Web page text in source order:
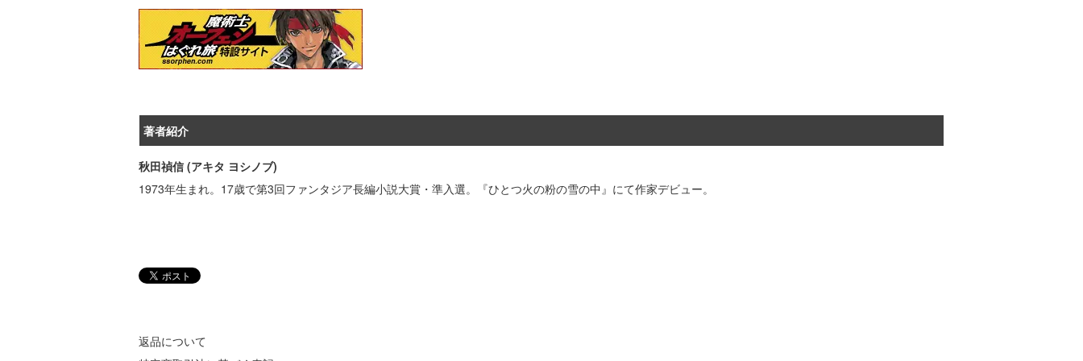
著者紹介
秋田禎信 (アキタ ヨシノブ)
1973年生まれ。17歳で第3回ファンタジア長編小説大賞・準入選。『ひとつ火の粉の雪の中』にて作家デビュー。
返品について